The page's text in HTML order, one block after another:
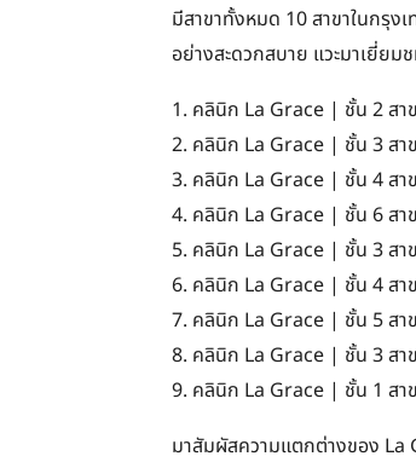
มีสาขาทั้งหมด 10 สาขาในกรุง
อย่างสะดวกสบาย แวะมาเยี่ยม
1. คลินิก La Grace | ชั้น 2 สาข
2. คลินิก La Grace | ชั้น 3 สา
3. คลินิก La Grace | ชั้น 4 สา
4. คลินิก La Grace | ชั้น 6 สา
5. คลินิก La Grace | ชั้น 3 สา
6. คลินิก La Grace | ชั้น 4 สา
7. คลินิก La Grace | ชั้น 5 สา
8. คลินิก La Grace | ชั้น 3 สา
9. คลินิก La Grace | ชั้น 1 สา
มาสัมผัสความแตกต่างของ La